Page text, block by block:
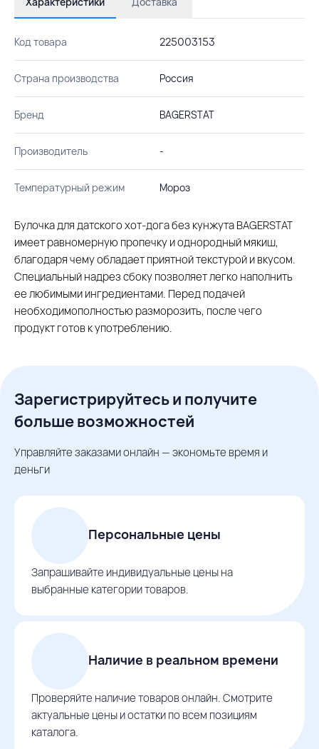
Код товара 225003153
Страна производства Россия
Бренд BAGERSTAT
Производитель -
Температурный режим Мороз
Булочка для датского хот-дога без кунжута BAGERSTAT
имеет равномерную пропечку и однородный мякиш,
благодаря чему обладает приятной текстурой и вкусом.
Специальный надрез сбоку позволяет легко наполнить
ее любимыми ингредиентами. Перед подачей
необходимополностью разморозить, после чего
продукт готов к употреблению.
Зарегистрируйтесь и получите
больше возможностей
Управляйте заказами онлайн — экономьте время и
деньги
Персональные цены
Запрашивайте индивидуальные цены на
выбранные категории товаров.
Наличие в реальном времени
Проверяйте наличие товаров онлайн. Смотрите
актуальные цены и остатки по всем позициям
каталога.